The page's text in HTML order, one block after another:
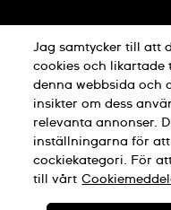
Försäljningsvillkor
Ångra köp
Integritetspolicy
Jag samtycker till att
cookies och
denna webbsida och
insikter om dess
relevanta annonser.
inställningarna för
cockiekategori. För
till vårt